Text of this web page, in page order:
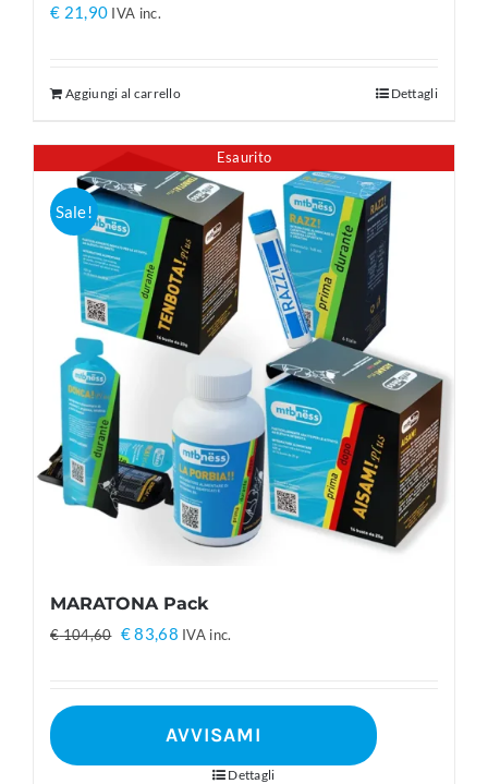
€ 21,90 IVA inc.
Aggiungi al carrello Dettagli
Esaurito
Sale!
MARATONA Pack
€104,60 Il
era:
€ 104,60.
€83,68Il
è:
€ 83,68.
IVA inc.
AVVISAMI
Dettagli